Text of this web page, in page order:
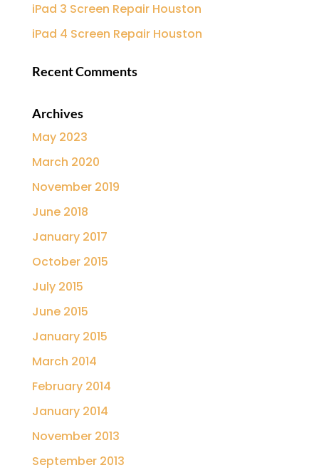
iPad 3 Screen Repair Houston
iPad 4 Screen Repair Houston
Recent Comments
Archives
May 2023
March 2020
November 2019
June 2018
January 2017
October 2015
July 2015
June 2015
January 2015
March 2014
February 2014
January 2014
November 2013
September 2013